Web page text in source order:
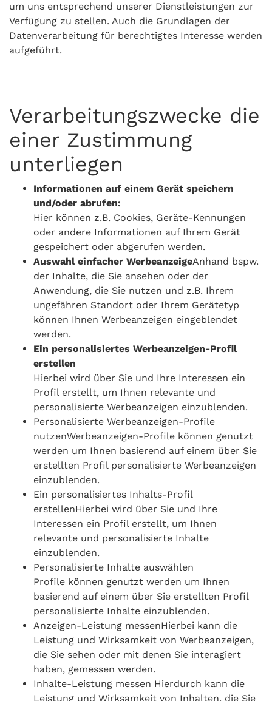
um uns entsprechend unserer Dienstleistungen zur
Verfügung zu stellen. Auch die Grundlagen der
Datenverarbeitung für berechtigtes Interesse werden
aufgeführt.
Verarbeitungszwecke die
einer Zustimmung
unterliegen
Informationen auf einem Gerät speichern
und/oder abrufen:
Hier können z.B. Cookies, Geräte-Kennungen
oder andere Informationen auf Ihrem Gerät
gespeichert oder abgerufen werden.
Auswahl einfacher WerbeanzeigeAnhand bspw.
der Inhalte, die Sie ansehen oder der
Anwendung, die Sie nutzen und z.B. Ihrem
ungefähren Standort oder Ihrem Gerätetyp
können Ihnen Werbeanzeigen eingeblendet
werden.
Ein personalisiertes Werbeanzeigen-Profil
erstellen
Hierbei wird über Sie und Ihre Interessen ein
Profil erstellt, um Ihnen relevante und
personalisierte Werbeanzeigen einzublenden.
Personalisierte Werbeanzeigen-Profile
nutzenWerbeanzeigen-Profile können genutzt
werden um Ihnen basierend auf einem über Sie
erstellten Profil personalisierte Werbeanzeigen
einzublenden.
Ein personalisiertes Inhalts-Profil
erstellenHierbei wird über Sie und Ihre
Interessen ein Profil erstellt, um Ihnen
relevante und personalisierte Inhalte
einzublenden.
Personalisierte Inhalte auswählen
Profile können genutzt werden um Ihnen
basierend auf einem über Sie erstellten Profil
personalisierte Inhalte einzublenden.
Anzeigen-Leistung messenHierbei kann die
Leistung und Wirksamkeit von Werbeanzeigen,
die Sie sehen oder mit denen Sie interagiert
haben, gemessen werden.
Inhalte-Leistung messen Hierdurch kann die
Leistung und Wirksamkeit von Inhalten, die Sie